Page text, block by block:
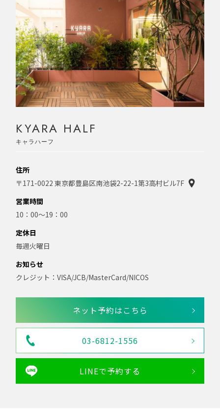
KYARA HALF
キャラハーフ
住所
〒171-0022 東京都豊島区南池袋2-22-1第3高村ビル7F
営業時間
10：00～19：00
定休日
毎週火曜日
お知らせ
クレジット：VISA/JCB/MasterCard/NICOS
ネット予約はこちら
03-6812-1556
LINEで予約する